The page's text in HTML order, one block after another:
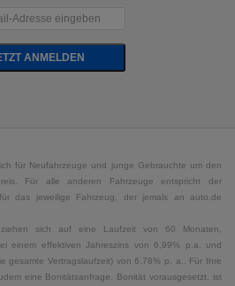
ANMELDEN
für Neufahrzeuge und junge Gebrauchte um den
Für alle anderen Fahrzeuge entspricht der
das jeweilige Fahrzeug, der jemals an auto.de
sich auf eine Laufzeit von 60 Monaten,
einem effektiven Jahreszins von 6,99% p.a. und
gesamte Vertragslaufzeit) von 6,78% p. a.. Für Ihre
eine Bonitätsanfrage. Bonität vorausgesetzt, ist